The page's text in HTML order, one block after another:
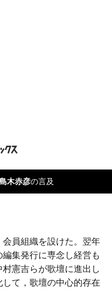
木赤彦の言及
員組織を設けた。翌年
集発行に専念し経営も
村憲吉らが歌壇に進出し
して，歌壇の中心的存在